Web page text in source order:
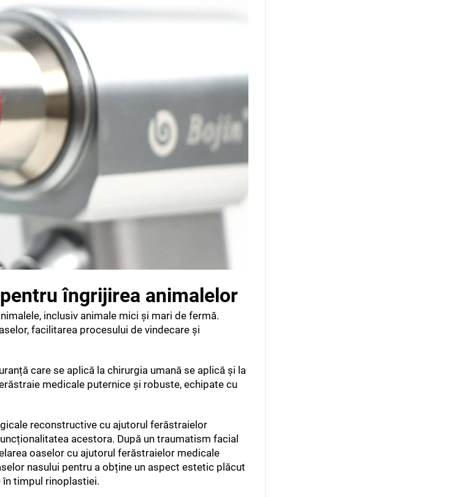
îngrijirea animalelor
inclusiv animale mici și mari de fermă.
facilitarea procesului de vindecare și
care se aplică la chirurgia umană se aplică și la
medicale puternice și robuste, echipate cu
reconstructive cu ajutorul ferăstraielor
acestora. După un traumatism facial
oaselor cu ajutorul ferăstraielor medicale
nasului pentru a obține un aspect estetic plăcut
timpul rinoplastiei.